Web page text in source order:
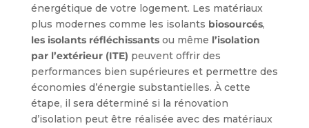
énergétique de votre logement. Les matériaux
plus modernes comme les isolants biosourcés,
les isolants réfléchissantsou même l’isolation
par l’extérieur (ITE) peuvent offrir des
performances bien supérieures et permettre des
économies d’énergie substantielles. À cette
étape, il sera déterminé si la rénovation
d’isolation peut être réalisée avec des matériaux